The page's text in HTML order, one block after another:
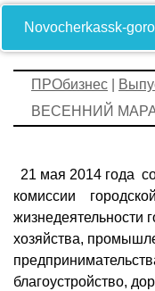
Novocherkassk-
ПРОбизнес
ВЕСЕННИЙ
21 мая 2014 года
комиссии
жизнедеятельности
хозяйства,
благоустройство,